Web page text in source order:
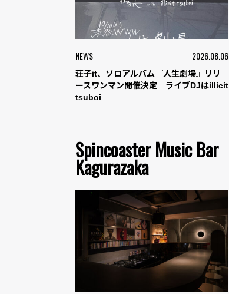
NEWS 2026.08.06
荘子it、ソロアルバム『人生劇場』リリ
ースワンマン開催決定 ライブDJはillicit
tsuboi
Spincoaster Music Bar
Kagurazaka